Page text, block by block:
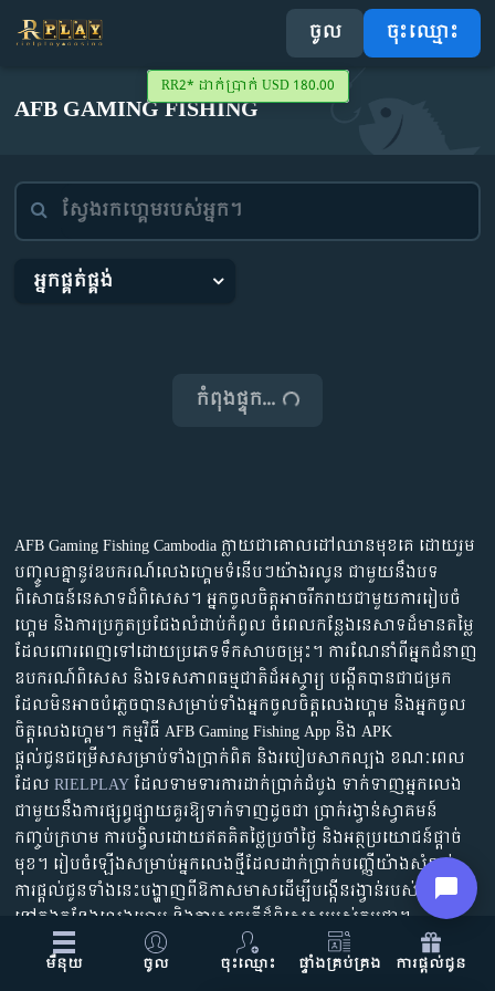
ចំណូលចិត្ត
ស្លតហ្គេម
ការផ្តល់ជូន
ការប្រកួត
ល្បែង
03
លេខកូតអ្នកណែនាំ
ទាក់ទង​មក​ពួក​យើង
ព័ត៌មាន
ភាសា : ភាសាខ្មែរ
ចូល ចុះឈ្មោះ
RR2* ដាក់ប្រាក់ USD 180.00
AFB GAMING FISHING
អ្នកផ្គត់ផ្គង់
កំពុងផ្ទុក...
AFB Gaming Fishing Cambodia ក្លាយជាគោលដៅឈានមុខគេ ដោយរួម
បញ្ចូលគ្នានូវឧបករណ៍លេងហ្គេមទំនើបៗយ៉ាងរលូន ជាមួយនឹងបទ
ពិសោធន៍នេសាទដ៏ពិសេស។ អ្នកចូលចិត្តអាចរីករាយជាមួយការរៀបចំ
ហ្គេម និងការប្រកួតប្រជែងលំដាប់កំពូល ចំពេលកន្លែងនេសាទដ៏មានតម្លៃ
ដែលពោរពេញទៅដោយប្រភេទទឹកសាបចម្រុះ។ ការណែនាំពីអ្នកជំនាញ
ឧបករណ៍ពិសេស និងទេសភាពធម្មជាតិដ៏អស្ចារ្យ បង្កើតបានជាជម្រក
ដែលមិនអាចបំភ្លេចបានសម្រាប់ទាំងអ្នកចូលចិត្តលេងហ្គេម និងអ្នកចូល
ចិត្តលេងហ្គេម។ កម្មវិធី AFB Gaming Fishing App និង APK
ផ្តល់ជូនជម្រើសសម្រាប់ទាំងប្រាក់ពិត និងរបៀបសាកល្បង ខណៈពេល
ដែលRIELPLAY ដែលទាមទារការដាក់ប្រាក់ដំបូង ទាក់ទាញអ្នកលេង
ជាមួយនឹងការផ្សព្វផ្សាយគួរឱ្យទាក់ទាញដូចជា ប្រាក់រង្វាន់ស្វាគមន៍
កញ្ចប់ក្រហម ការបង្វិលដោយឥតគិតថ្លៃប្រចាំថ្ងៃ និងអត្ថប្រយោជន៍ផ្តាច់
មុខ។ រៀបចំឡើងសម្រាប់អ្នកលេងថ្មីដែលដាក់ប្រាក់បញ្ញើយ៉ាងសំខាន់
ការផ្តល់ជូនទាំងនេះបង្ហាញពីឱកាសមាសដើម្បីបង្កើនរង្វាន់របស់ពួកគេ
នៅក្នុងកន្លែងលេងហ្គេម និងការស្ទូចត្រីដ៏ពិសេសរបស់កម្ពុជា។
មឺនុយ ចូល ចុះឈ្មោះ ផ្ទាំងគ្រប់គ្រង ការផ្តល់ជូន